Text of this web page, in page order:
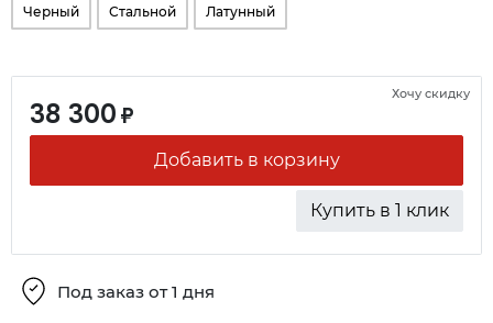
Черный Стальной Латунный
38 300 ₽
Добавить в корзину
Купить в 1 клик
Хочу скидку
Под заказ от 1 дня